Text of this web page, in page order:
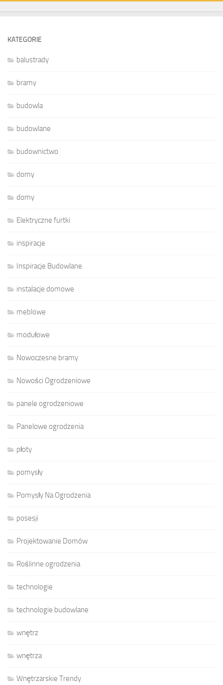
KATEGORIE
balustrady
bramy
budowla
budowlane
budownictwo
domy
domy
Elektryczne furtki
inspiracje
Inspiracje Budowlane
instalacje domowe
meblowe
modułowe
Nowoczesne bramy
Nowości Ogrodzeniowe
panele ogrodzeniowe
Panelowe ogrodzenia
płoty
pomysły
Pomysły Na Ogrodzenia
posesji
Projektowanie Domów
Roślinne ogrodzenia
technologie
technologie budowlane
wnętrz
wnętrza
Wnętrzarskie Trendy